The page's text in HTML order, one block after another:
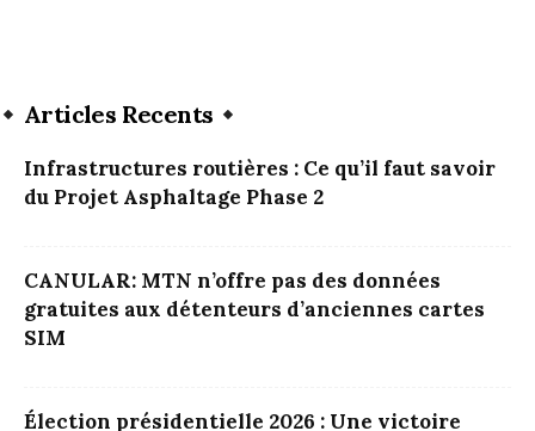
Articles Recents
Infrastructures routières : Ce qu’il faut savoir
du Projet Asphaltage Phase 2
CANULAR: MTN n’offre pas des données
gratuites aux détenteurs d’anciennes cartes
SIM
Élection présidentielle 2026 : Une victoire